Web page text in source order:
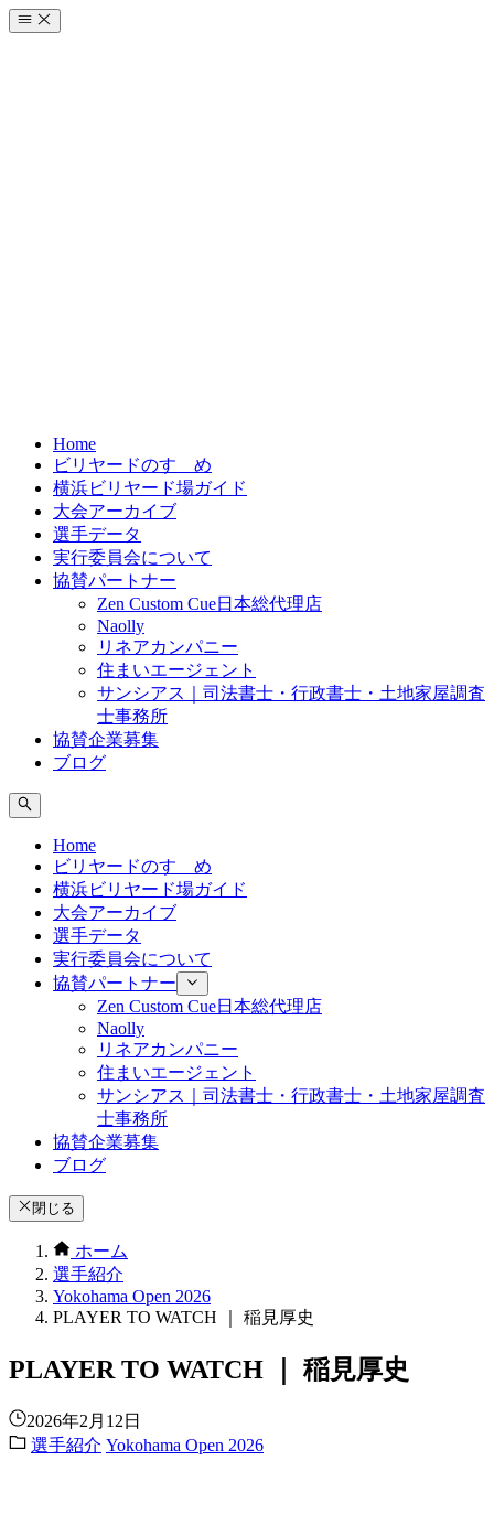
コ
Home
ビリヤードのすゝめ
横浜ビリヤード場ガイド
大会アーカイブ
選手データ
実行委員会について
協賛パートナー
Zen Custom Cue日本総代理店
Naolly
リネアカンパニー
住まいエージェント
サンシアス｜司法書士・行政書士・土地家屋調査
士事務所
協賛企業募集
ブログ
Home
ビリヤードのすゝめ
横浜ビリヤード場ガイド
大会アーカイブ
選手データ
実行委員会について
協賛パートナー
Zen Custom Cue日本総代理店
Naolly
リネアカンパニー
住まいエージェント
サンシアス｜司法書士・行政書士・土地家屋調査
士事務所
協賛企業募集
ブログ
閉じる
ホーム
選手紹介
Yokohama Open 2026
PLAYER TO WATCH ｜ 稲見厚史
PLAYER TO WATCH ｜ 稲見厚史
2026年2月12日
選手紹介 Yokohama Open 2026